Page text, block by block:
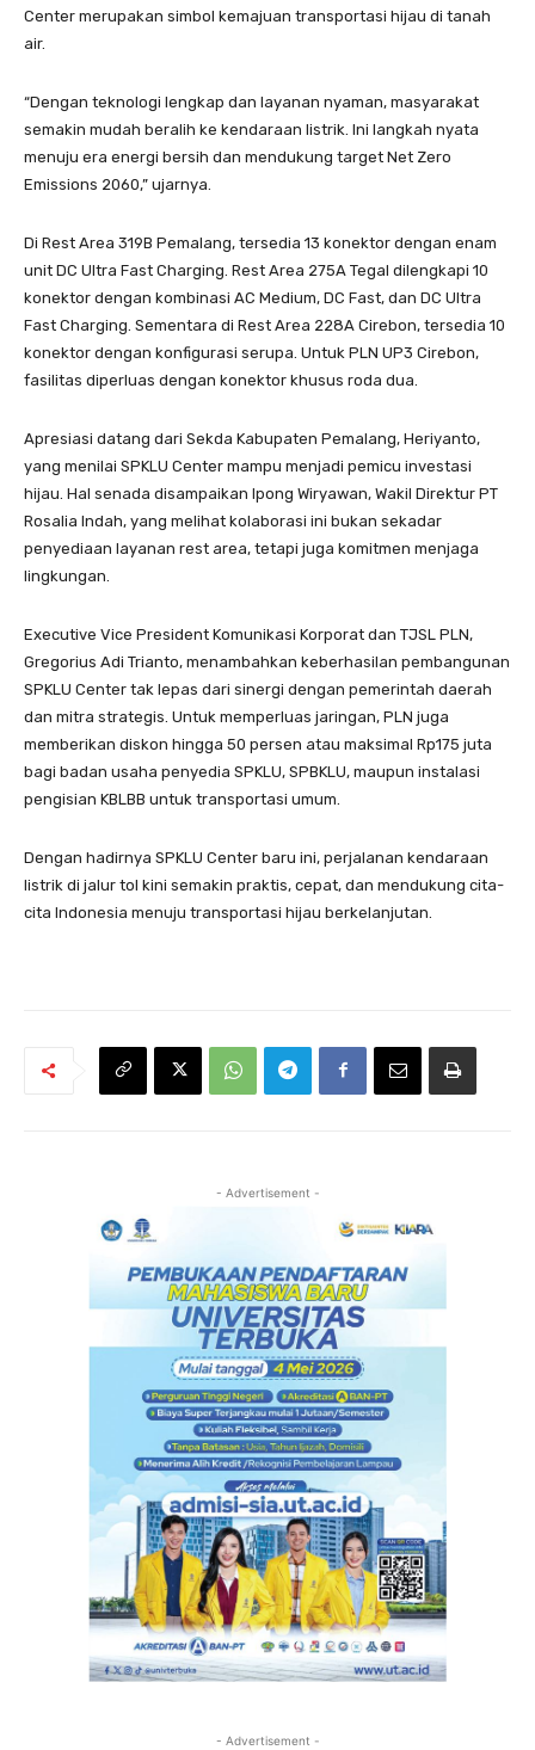
Center merupakan simbol kemajuan transportasi hijau di tanah
air.
“Dengan teknologi lengkap dan layanan nyaman, masyarakat
semakin mudah beralih ke kendaraan listrik. Ini langkah nyata
menuju era energi bersih dan mendukung target Net Zero
Emissions 2060,” ujarnya.
Di Rest Area 319B Pemalang, tersedia 13 konektor dengan enam
unit DC Ultra Fast Charging. Rest Area 275A Tegal dilengkapi 10
konektor dengan kombinasi AC Medium, DC Fast, dan DC Ultra
Fast Charging. Sementara di Rest Area 228A Cirebon, tersedia 10
konektor dengan konfigurasi serupa. Untuk PLN UP3 Cirebon,
fasilitas diperluas dengan konektor khusus roda dua.
Apresiasi datang dari Sekda Kabupaten Pemalang, Heriyanto,
yang menilai SPKLU Center mampu menjadi pemicu investasi
hijau. Hal senada disampaikan Ipong Wiryawan, Wakil Direktur PT
Rosalia Indah, yang melihat kolaborasi ini bukan sekadar
penyediaan layanan rest area, tetapi juga komitmen menjaga
lingkungan.
Executive Vice President Komunikasi Korporat dan TJSL PLN,
Gregorius Adi Trianto, menambahkan keberhasilan pembangunan
SPKLU Center tak lepas dari sinergi dengan pemerintah daerah
dan mitra strategis. Untuk memperluas jaringan, PLN juga
memberikan diskon hingga 50 persen atau maksimal Rp175 juta
bagi badan usaha penyedia SPKLU, SPBKLU, maupun instalasi
pengisian KBLBB untuk transportasi umum.
Dengan hadirnya SPKLU Center baru ini, perjalanan kendaraan
listrik di jalur tol kini semakin praktis, cepat, dan mendukung cita-
cita Indonesia menuju transportasi hijau berkelanjutan.
- Advertisement -
- Advertisement -